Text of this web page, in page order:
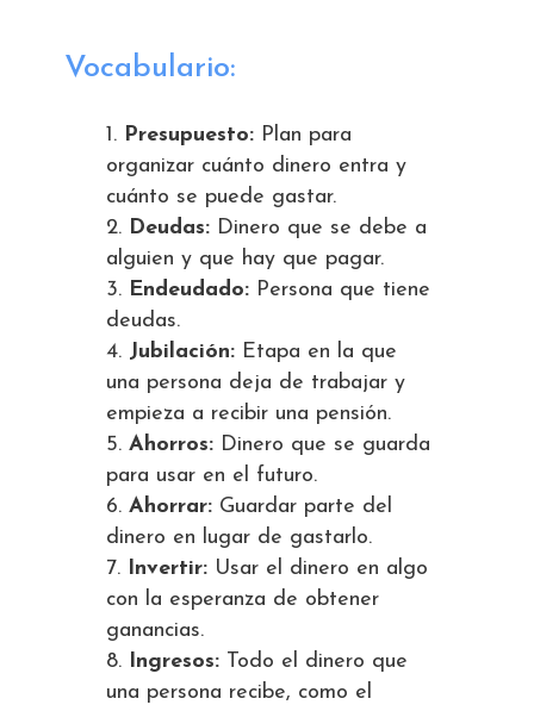
Vocabulario:
Presupuesto:Plan para
organizar cuánto dinero entra y
cuánto se puede gastar.
Deudas:Dinero que se debe a
alguien y que hay que pagar.
Endeudado:Persona que tiene
deudas.
Jubilación:Etapa en la que
una persona deja de trabajar y
empieza a recibir una pensión.
Ahorros:Dinero que se guarda
para usar en el futuro.
Ahorrar:Guardar parte del
dinero en lugar de gastarlo.
Invertir:Usar el dinero en algo
con la esperanza de obtener
ganancias.
Ingresos:Todo el dinero que
una persona recibe, como el